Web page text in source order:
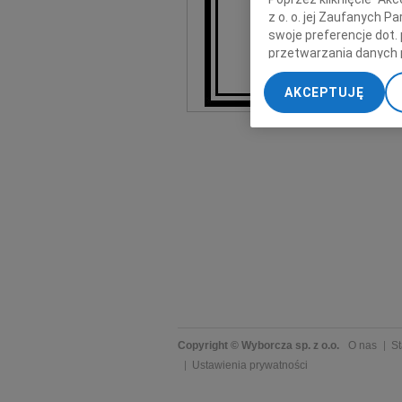
Copyright © Wyborcza sp. z o.o. O nas
Ustawienia prywatności
z o. o. jej Zaufanych
swoje preferencje dot.
przetwarzania danych
„Ustawienia
My, nasi Zaufani
dokładnych danych
Przechowywanie
AKCEPTUJĘ